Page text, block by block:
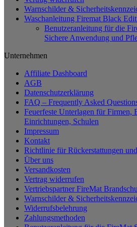
Warnschilder &
Waschanleitung Firemat Black
Benutzeranleitung für die
Sichere Anwendung und
Unternehmen
Affiliate Dashboard
AGB
Datenschutzerklärung
FAQ – Frequently Asked
Feuerfeste Unterlagen für Firmen,
Einrichtungen, Schulen
Impressum
Kontakt
Richtlinie für Rückerstattungen
Über uns
Versandkosten
Vertrag widerrufen
Vertriebspartner FireMat
Warnschilder &
Widerrufsbelehrung
Zahlungsmethoden